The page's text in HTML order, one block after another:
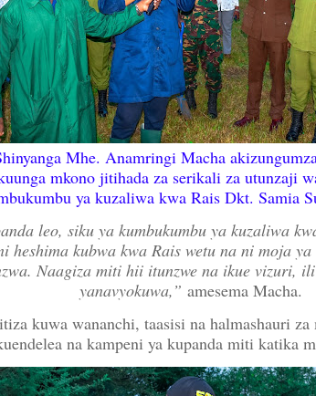
Mhe. Anamringi Macha
mkono jitihada za serikali za utunzaji
ya kuzaliwa kwa Rais Dkt. Samia
leo, siku ya kumbukumbu ya kuzaliwa
heshima kubwa kwa Rais wetu na ni moja
Naagiza miti hii itunzwe na ikue vizuri,
yanavyokuwa,” amesema Macha.
kuwa wananchi, taasisi na halmashauri za
na kampeni ya kupanda miti katika